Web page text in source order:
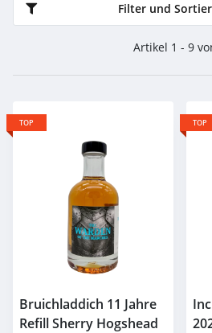
Filter und
Artikel 1 - 9
TOP
Bruichladdich 11 Jahre
Refill Sherry Hogshead
TOP